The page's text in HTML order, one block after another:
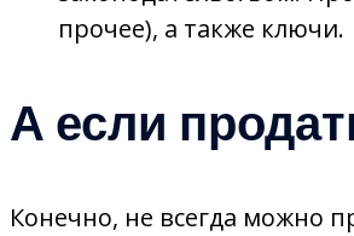
прочее), а также ключи.
А если
Конечно, не всегда можно